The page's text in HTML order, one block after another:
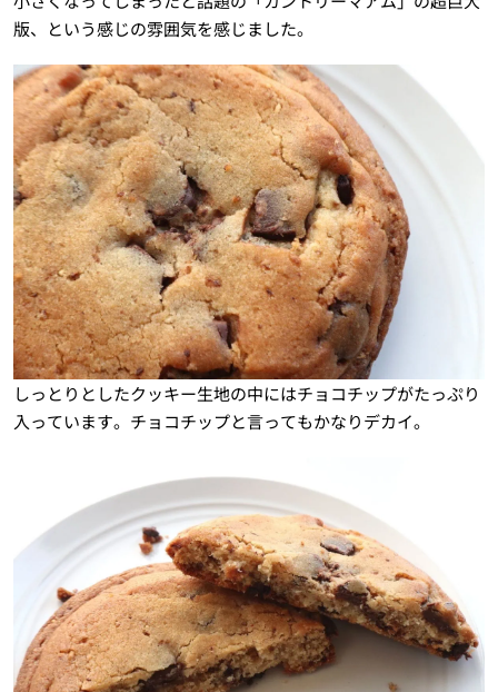
版、という感じの雰囲気を感じました。
しっとりとしたクッキー生地の中にはチョコチップがたっぷり
入っています。チョコチップと言ってもかなりデカイ。